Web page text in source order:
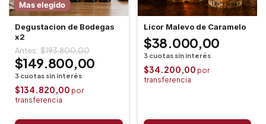
Mas elegido
Degustacion de Bodegas
x2
$149.800,00
$193.800,00
$134.820,00
Licor Malevo de Caramelo
$38.000,00
$34.200,00